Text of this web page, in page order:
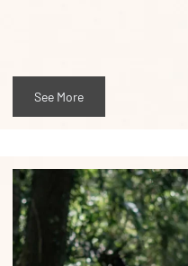
See More